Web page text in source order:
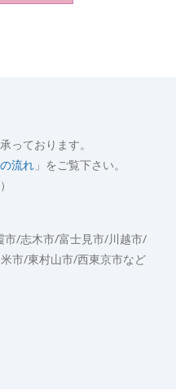
っております。
流れ 」をご覧下さい。
/志木市/富士見市/川越市/
市/東村山市/西東京市など